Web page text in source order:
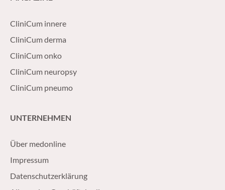
CliniCum innere
CliniCum derma
CliniCum onko
CliniCum neuropsy
CliniCum pneumo
UNTERNEHMEN
Über medonline
Impressum
Datenschutzerklärung